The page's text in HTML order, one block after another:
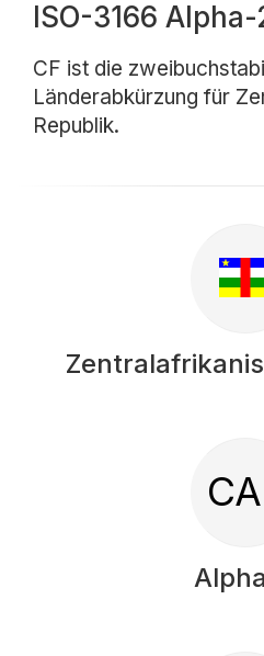
ISO-3166 Alpha-
CF ist die
Länderabkürzung für
Republik.